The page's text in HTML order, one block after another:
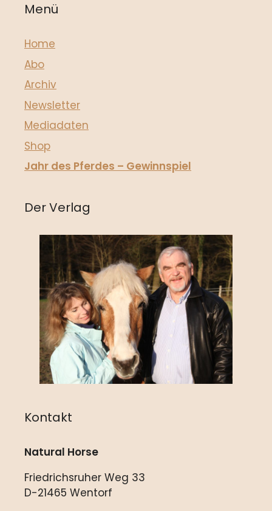
Menü
Home
Abo
Archiv
Newsletter
Mediadaten
Shop
Jahr des Pferdes – Gewinnspiel
Der Verlag
Kontakt
Natural Horse
Friedrichsruher Weg 33
D-21465 Wentorf